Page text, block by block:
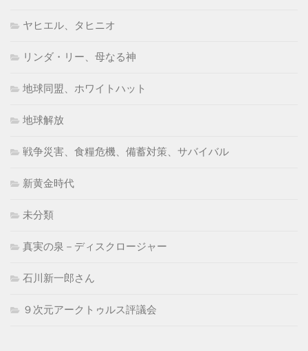
ヤヒエル、タヒニオ
リンダ・リー、母なる神
地球同盟、ホワイトハット
地球解放
戦争災害、食糧危機、備蓄対策、サバイバル
新黄金時代
未分類
真実の泉－ディスクロージャー
石川新一郎さん
９次元アークトゥルス評議会